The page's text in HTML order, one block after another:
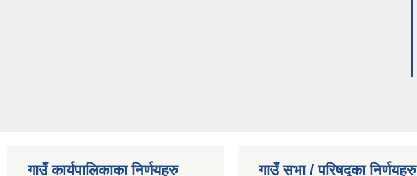
गाउँ कार्यपालिकाका निर्णयहरु गाउँ सभा / परिषद्का निर्णयहरु